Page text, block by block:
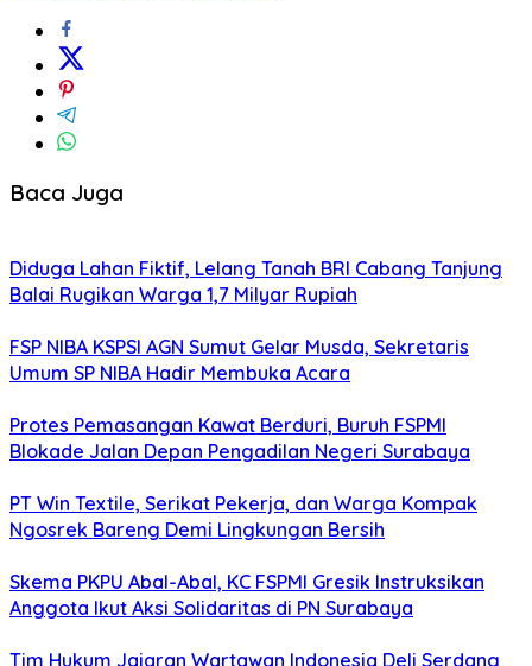
Baca Juga
Diduga Lahan Fiktif, Lelang Tanah BRI Cabang Tanjung
Balai Rugikan Warga 1,7 Milyar Rupiah
FSP NIBA KSPSI AGN Sumut Gelar Musda, Sekretaris
Umum SP NIBA Hadir Membuka Acara
Protes Pemasangan Kawat Berduri, Buruh FSPMI
Blokade Jalan Depan Pengadilan Negeri Surabaya
PT Win Textile, Serikat Pekerja, dan Warga Kompak
Ngosrek Bareng Demi Lingkungan Bersih
Skema PKPU Abal-Abal, KC FSPMI Gresik Instruksikan
Anggota Ikut Aksi Solidaritas di PN Surabaya
Tim Hukum Jajaran Wartawan Indonesia Deli Serdang